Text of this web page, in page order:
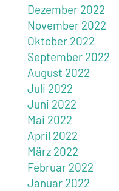
Dezember 2022
November 2022
Oktober 2022
September 2022
August 2022
Juli 2022
Juni 2022
Mai 2022
April 2022
März 2022
Februar 2022
Januar 2022